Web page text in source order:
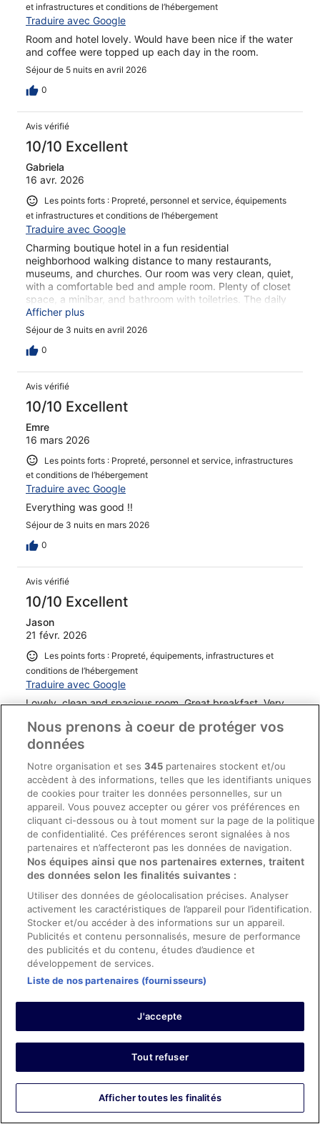
et infrastructures et conditions de l’hébergement
Traduire avec Google
Room and hotel lovely. Would have been nice if the water
and coffee were topped up each day in the room.
Séjour de 5 nuits en avril 2026
0
Avis vérifié
10/10 Excellent
Gabriela
16 avr. 2026
Les points forts : Propreté, personnel et service, équipements
et infrastructures et conditions de l’hébergement
Traduire avec Google
Charming boutique hotel in a fun residential
neighborhood walking distance to many restaurants,
museums, and churches. Our room was very clean, quiet,
with a comfortable bed and ample room. Plenty of closet
space, a minibar, and bathroom with toiletries. The daily
breakfast was delicious, and the hotel artfully decorated.
Staff were very hospitable. Highly recommended
Afficher plus
Séjour de 3 nuits en avril 2026
0
Avis vérifié
10/10 Excellent
Emre
16 mars 2026
Les points forts : Propreté, personnel et service, infrastructures
et conditions de l’hébergement
Traduire avec Google
Everything was good !!
Séjour de 3 nuits en mars 2026
0
Avis vérifié
10/10 Excellent
Jason
21 févr. 2026
Les points forts : Propreté, équipements, infrastructures et
conditions de l’hébergement
Traduire avec Google
Lovely, clean and spacious room. Great breakfast. Very
attractions within easy walking distance. Would very
happily use Hotel Aquarius again.
0
Avis vérifié
8/10 Bien
Joseph
28 oct. 2025
Les points forts : Propreté, équipements, infrastructures et
conditions de l’hébergement
Traduire avec Google
clean room, great breakfasts, helpful staff, well located.
Séjour de 5 nuits en octobre 2025
10/10 Excellent
Les points forts : Propreté, personnel et service, équipements
et infrastructures et conditions de l’hébergement
Traduire avec Google
Nous prenons à coeur de protéger vos
données
Notre organisation et ses345 partenaires stockent et/ou
accèdent à des informations, telles que les identifiants uniques
de cookies pour traiter les données personnelles, sur un
appareil. Vous pouvez accepter ou gérer vos préférences en
cliquant ci-dessous ou à tout moment sur la page de la politique
de confidentialité. Ces préférences seront signalées à nos
partenaires et n’affecteront pas les données de navigation.
Nos équipes ainsi que nos partenaires externes, traitent
des données selon les finalités suivantes :
Utiliser des données de géolocalisation précises. Analyser
activement les caractéristiques de l’appareil pour l’identification.
Stocker et/ou accéder à des informations sur un appareil.
Publicités et contenu personnalisés, mesure de performance
des publicités et du contenu, études d’audience et
développement de services.
Liste de nos partenaires (fournisseurs)
J'accepte
Tout refuser
Afficher toutes les finalités